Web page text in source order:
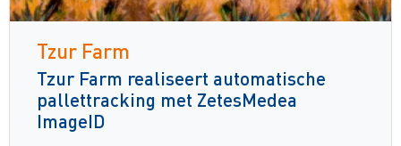
Tzur Farm
Tzur Farm realiseert automatische
pallettracking met ZetesMedea
ImageID